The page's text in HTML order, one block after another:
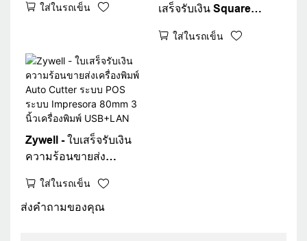
ใส่ในรถเข็น
เสร็จรับเงิน Square
เงินสด Port Port OEM 80
ใส่ในรถเข็น
Zywell - ใบเสร็จรับเงิน
ความร้อนขายส่ง
ระบบ POS ระบบ
Impresora 80mm 3 นิ้ว
ใส่ในรถเข็น
ส่งคำถามของคุณ